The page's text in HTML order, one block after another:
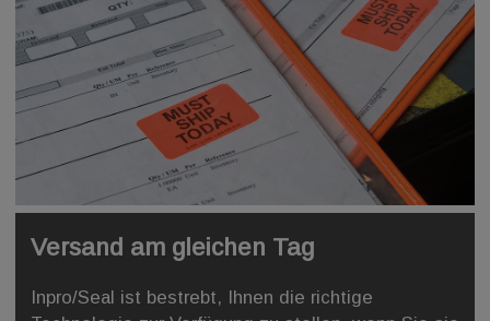
Versand am gleichen Tag
Inpro/Seal ist bestrebt, Ihnen die richtige